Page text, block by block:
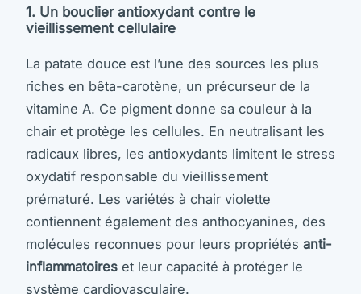
1. Un bouclier antioxydant contre le
vieillissement cellulaire
La patate douce est l’une des sources les plus
riches en bêta-carotène, un précurseur de la
vitamine A. Ce pigment donne sa couleur à la
chair et protège les cellules. En neutralisant les
radicaux libres, les antioxydants limitent le stress
oxydatif responsable du vieillissement
prématuré. Les variétés à chair violette
contiennent également des anthocyanines, des
molécules reconnues pour leurs propriétés anti-
inflammatoires et leur capacité à protéger le
système cardiovasculaire.